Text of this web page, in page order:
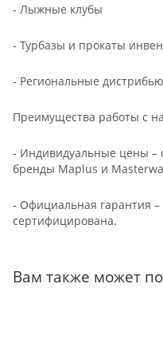
- Лыжные клубы
- Турбазы и прокаты
- Региональные
Преимущества работы с
- Индивидуальные цены –
бренды Maplus и
- Официальная гарантия –
сертифицирована.
Вам также может